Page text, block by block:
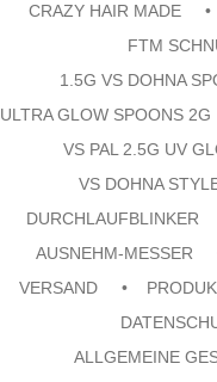
CRAZY HAIR MADE
FTM
1.5G VS DOHNA
ULTRA GLOW SPOONS 2G
VS PAL 2.5G UV
VS DOHNA
DURCHLAUFBLINKER
AUSNEHM-MESSER
VERSAND
ALLGEMEINE